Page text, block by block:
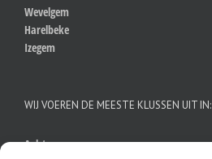
Wevelgem
Harelbeke
Izegem
WIJ VOEREN DE MEESTE KLUSSEN UIT IN:
Aalst